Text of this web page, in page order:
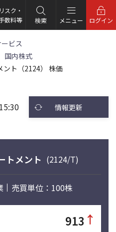
リスク・
数料等
検索 メニュー ログイン
ビス
国内株式
ント（2124） 株価
情報更新
トメント (2124/T)
売買単位：100株
913 ↑